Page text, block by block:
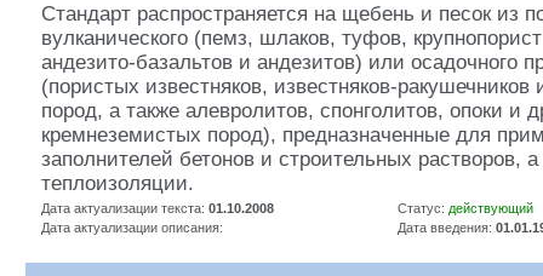
Стандарт распространяется на щебень и песок из
вулканического (пемз, шлаков, туфов,
андезито-базальтов и андезитов) или осадочного
(пористых известняков, известняков-ракушечников
пород, а также алевролитов, спонголитов, опоки и
кремнеземистых пород), предназначенные для
заполнителей бетонов и строительных растворов,
теплоизоляции.
Дата актуализации текста: 01.10.2008 Статус: действующий
Дата актуализации описания:
Дата введения: